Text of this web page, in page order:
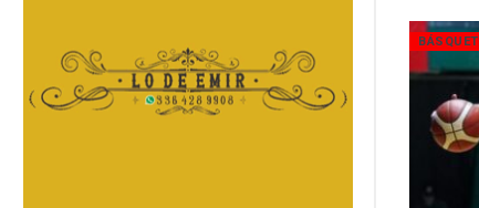
BÁSQUET